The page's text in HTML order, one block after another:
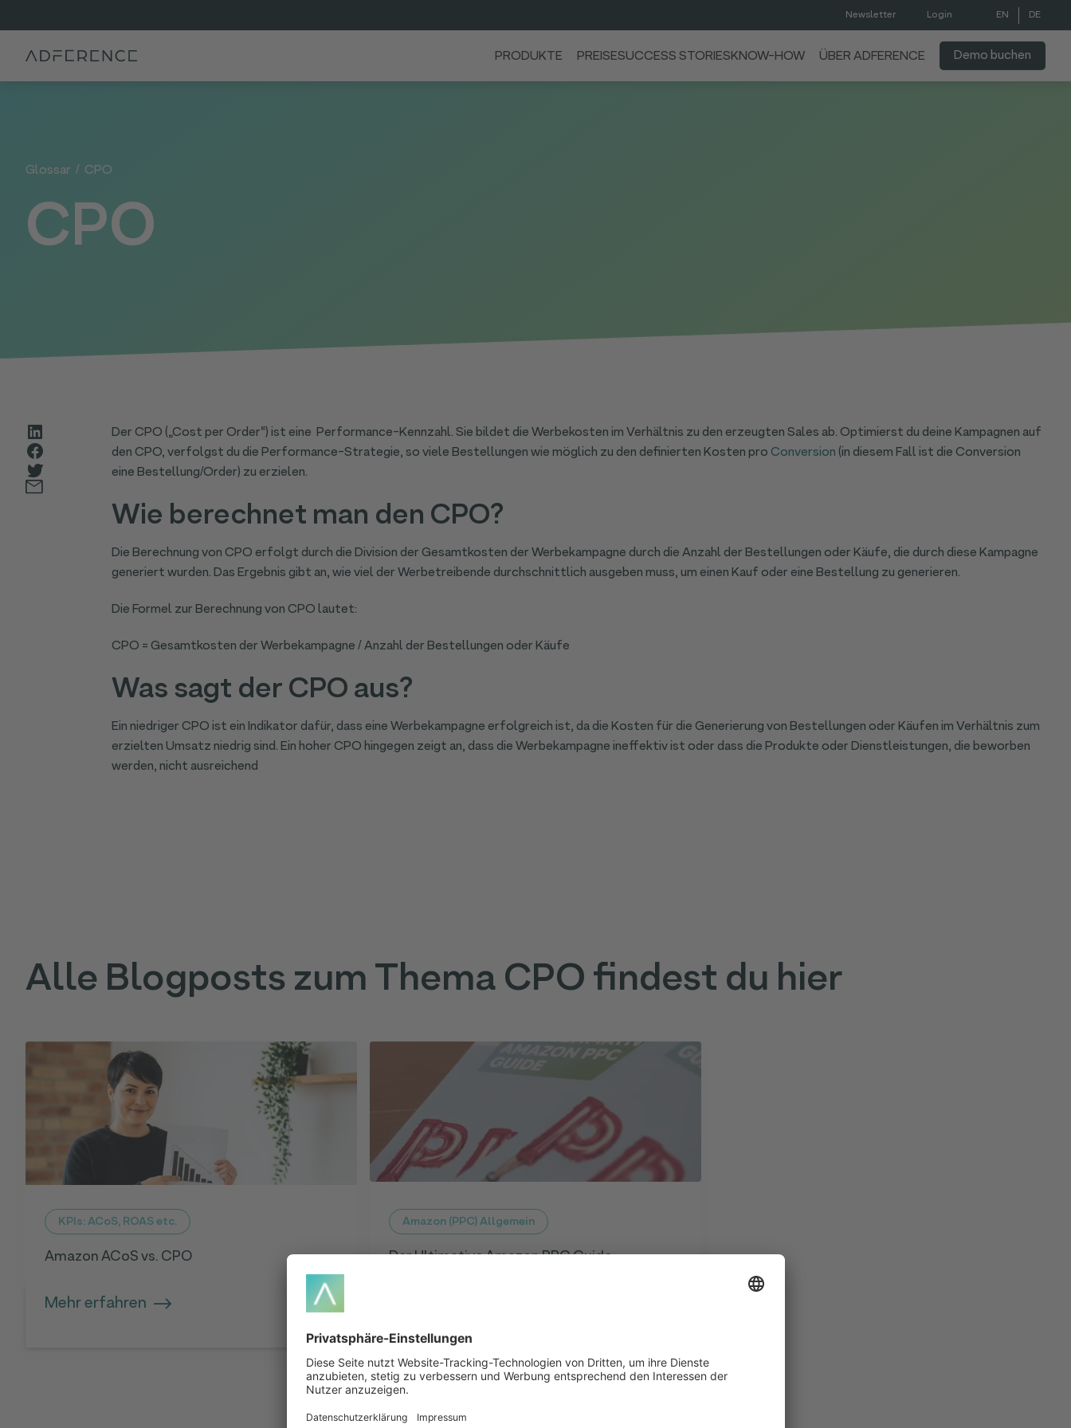
Newsletter Login EN DE
PRODUKTE PREISESUCCESS STORIESKNOW-HOW ÜBER ADFERENCE Demo buchen
Glossar / CPO
CPO
Der CPO („Cost per Order“) ist eine Performance-Kennzahl. Sie bildet die Werbekosten im Verhältnis zu den erzeugten Sales ab. Optimierst du deine Kampagnen auf
den CPO, verfolgst du die Performance-Strategie, so viele Bestellungen wie möglich zu den definierten Kosten pro Conversion (in diesem Fall ist die Conversion
eine Bestellung/Order) zu erzielen.
Wie berechnet man den CPO?
Die Berechnung von CPO erfolgt durch die Division der Gesamtkosten der Werbekampagne durch die Anzahl der Bestellungen oder Käufe, die durch diese Kampagne
generiert wurden. Das Ergebnis gibt an, wie viel der Werbetreibende durchschnittlich ausgeben muss, um einen Kauf oder eine Bestellung zu generieren.
Die Formel zur Berechnung von CPO lautet:
CPO = Gesamtkosten der Werbekampagne / Anzahl der Bestellungen oder Käufe
Was sagt der CPO aus?
Ein niedriger CPO ist ein Indikator dafür, dass eine Werbekampagne erfolgreich ist, da die Kosten für die Generierung von Bestellungen oder Käufen im Verhältnis zum
erzielten Umsatz niedrig sind. Ein hoher CPO hingegen zeigt an, dass die Werbekampagne ineffektiv ist oder dass die Produkte oder Dienstleistungen, die beworben
werden, nicht ausreichend
Alle Blogposts zum Thema CPO findest du hier
KPIs: ACoS, ROAS etc.
Amazon ACoS vs. CPO
Mehr erfahren
Amazon (PPC) Allgemein
Der Ultimative Amazon PPC Guide